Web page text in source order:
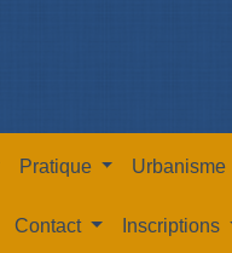
Pratique Urbanisme
Contact Inscriptions